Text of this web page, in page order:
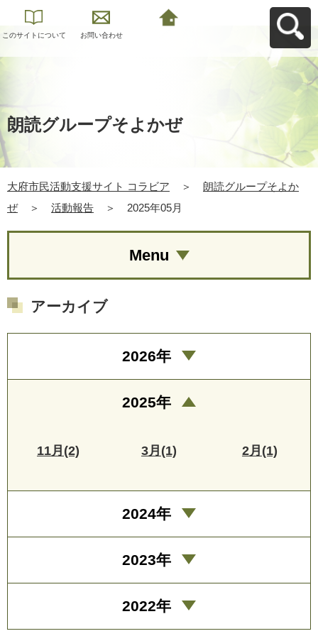
このサイトについて お問い合わせ
朗読グループそよかぜ
大府市民活動支援サイト コラビア ＞
朗読グループそよか
ぜ
＞ 活動報告 ＞ 2025年05月
Menu
アーカイブ
2026年
2025年
11月(2) 3月(1) 2月(1)
2024年
2023年
2022年